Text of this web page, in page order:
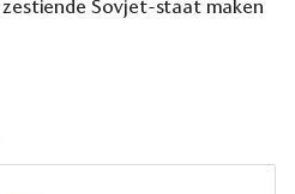
zestiende Sovjet-staat maken